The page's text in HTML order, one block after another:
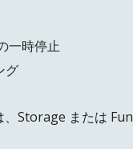
一時停止
グ
Storage または